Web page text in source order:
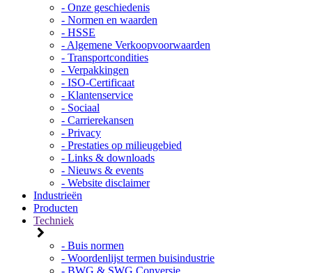
- Onze geschiedenis
- Normen en waarden
- HSSE
- Algemene Verkoopvoorwaarden
- Transportcondities
- Verpakkingen
- ISO-Certificaat
- Klantenservice
- Sociaal
- Carrierekansen
- Privacy
- Prestaties op milieugebied
- Links & downloads
- Nieuws & events
- Website disclaimer
Industrieën
Producten
Techniek
- Buis normen
- Woordenlijst termen buisindustrie
- BWG & SWG Conversie